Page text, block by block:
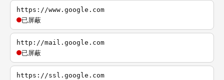
https://www.google.com
已屏蔽
http://mail.google.com
已屏蔽
https://ssl.google.com